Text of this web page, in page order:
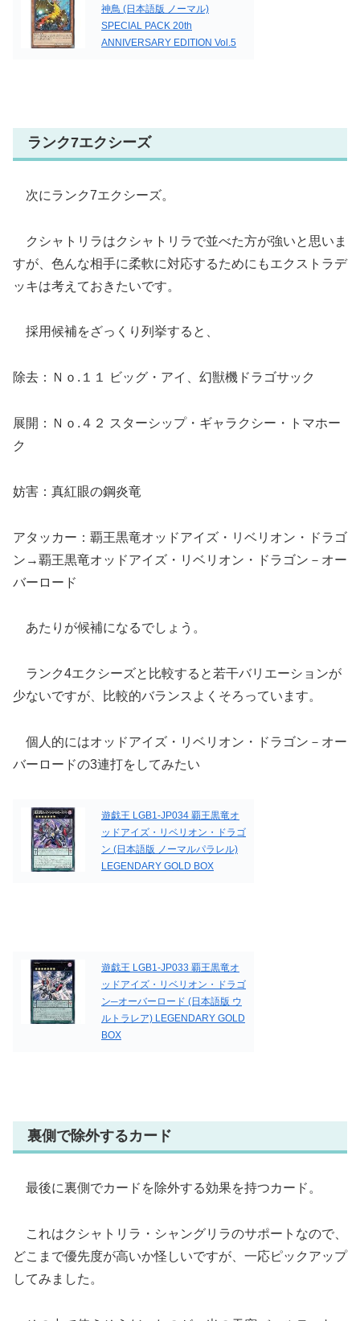
神鳥 (日本語版 ノーマル)
SPECIAL PACK 20th
ANNIVERSARY EDITION Vol.5
ランク7エクシーズ
次にランク7エクシーズ。
クシャトリラはクシャトリラで並べた方が強いと思いま
すが、色んな相手に柔軟に対応するためにもエクストラデ
ッキは考えておきたいです。
採用候補をざっくり列挙すると、
除去：Ｎｏ.１１ ビッグ・アイ、幻獣機ドラゴサック
展開：Ｎｏ.４２ スターシップ・ギャラクシー・トマホー
ク
妨害：真紅眼の鋼炎竜
アタッカー：覇王黒竜オッドアイズ・リベリオン・ドラゴ
ン→覇王黒竜オッドアイズ・リベリオン・ドラゴン－オー
バーロード
あたりが候補になるでしょう。
ランク4エクシーズと比較すると若干バリエーションが
少ないですが、比較的バランスよくそろっています。
個人的にはオッドアイズ・リベリオン・ドラゴン－オー
バーロードの3連打をしてみたい
遊戯王 LGB1-JP034 覇王黒竜オ
ッドアイズ・リベリオン・ドラゴ
ン (日本語版 ノーマルパラレル)
LEGENDARY GOLD BOX
遊戯王 LGB1-JP033 覇王黒竜オ
ッドアイズ・リベリオン・ドラゴ
ン─オーバーロード (日本語版 ウ
ルトラレア) LEGENDARY GOLD
BOX
裏側で除外するカード
最後に裏側でカードを除外する効果を持つカード。
これはクシャトリラ・シャングリラのサポートなので、
どこまで優先度が高いか怪しいですが、一応ピックアップ
してみました。